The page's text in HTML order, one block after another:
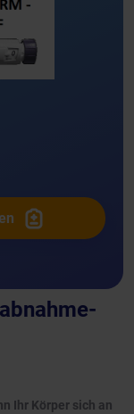
Ihr Körper sich an